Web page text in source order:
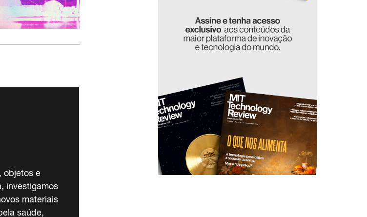
objetos e
investigamos
materiais
saúde,